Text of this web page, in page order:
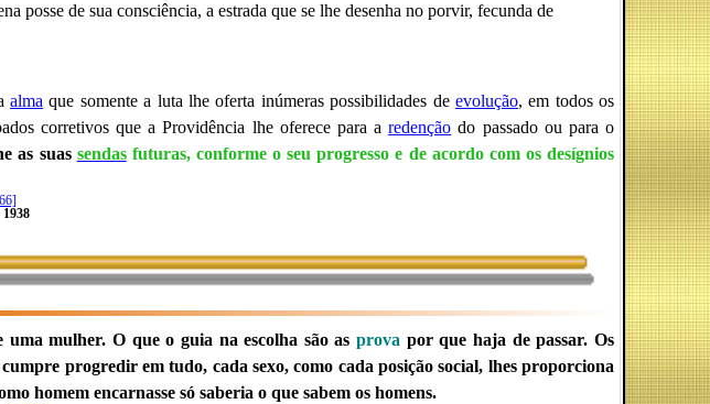
posse de sua consciência, a estrada que se lhe desenha no porvir, fecunda de
alma que somente a luta lhe oferta inúmeras possibilidades de evolução, em todos os
corretivos que a Providência lhe oferece para aredenção do passado ou para o
as suas sendasfuturas, conforme o seu progresso e de acordo com os desígnios
mulher. O que o guia na escolha são asprova por que haja de passar. Os
progredir em tudo, cada sexo, como cada posição social, lhes proporciona
homem encarnasse só saberia o que sabem os homens.